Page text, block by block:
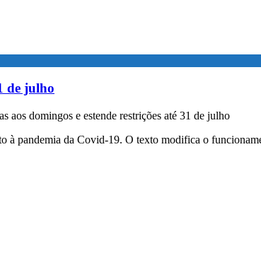
de julho
aos domingos e estende restrições até 31 de julho
pandemia da Covid-19. O texto modifica o